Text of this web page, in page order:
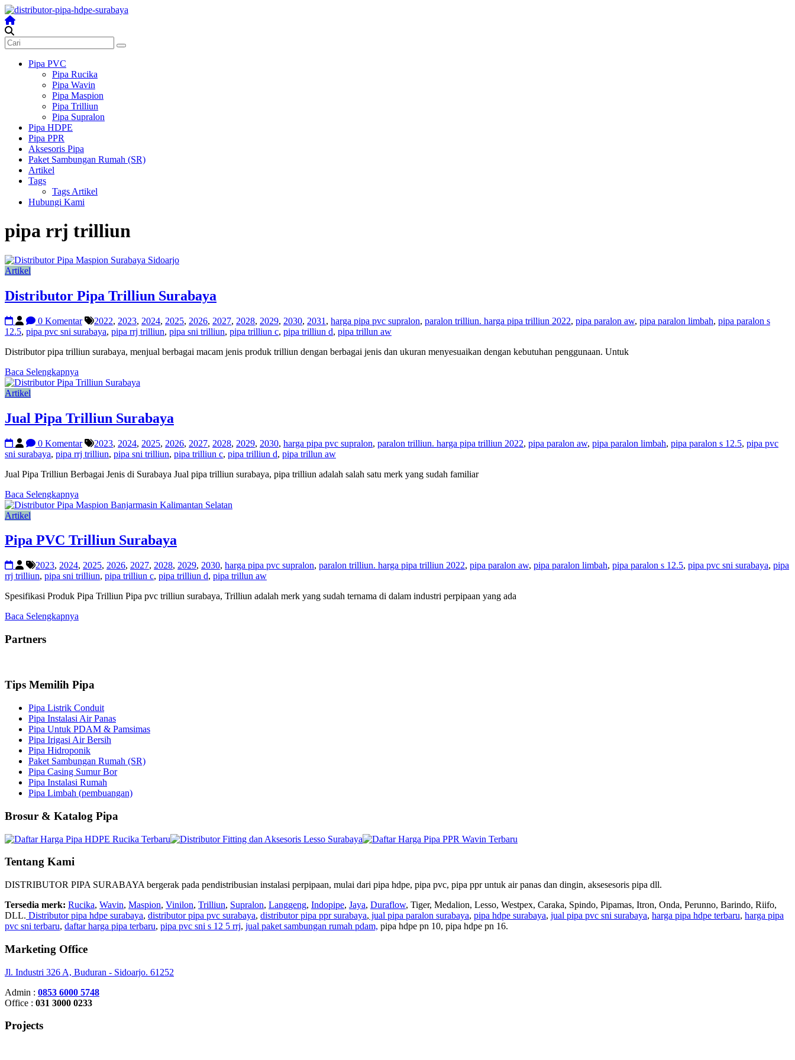
Skip
to
content
Distributor
Pipa
Surabaya
Melengkapi
kebutuhanmu
Pipa PVC
Pipa Rucika
Pipa Wavin
Pipa Maspion
Pipa Trilliun
Pipa Supralon
Pipa HDPE
Pipa PPR
Aksesoris Pipa
Paket Sambungan Rumah (SR)
Artikel
Tags
Tags Artikel
Hubungi Kami
pipa rrj trilliun
Artikel
Distributor Pipa Trilliun Surabaya
0 Komentar 2022, 2023, 2024, 2025, 2026, 2027, 2028, 2029, 2030, 2031 , harga pipa pvc supralon, paralon trilliun. harga pipa trilliun 2022, pipa paralon aw, pipa paralon limbah, pipa paralon s
12.5, pipa pvc sni surabaya, pipa rrj trilliun, pipa sni trilliun, pipa trilliun c, pipa trilliun d, pipa trillun aw
Distributor pipa trilliun surabaya, menjual berbagai macam jenis produk trilliun dengan berbagai jenis dan ukuran menyesuaikan dengan kebutuhan penggunaan. Untuk
Baca Selengkapnya
Artikel
Jual Pipa Trilliun Surabaya
0 Komentar 2023, 2024, 2025, 2026, 2027, 2028, 2029, 2030, harga pipa pvc supralon, paralon trilliun. harga pipa trilliun 2022, pipa paralon aw, pipa paralon limbah, pipa paralon s 12.5, pipa pvc
sni surabaya, pipa rrj trilliun, pipa sni trilliun, pipa trilliun c, pipa trilliun d, pipa trillun aw
Jual Pipa Trilliun Berbagai Jenis di Surabaya Jual pipa trilliun surabaya, pipa trilliun adalah salah satu merk yang sudah familiar
Baca Selengkapnya
Artikel
Pipa PVC Trilliun Surabaya
2023, 2024, 2025, 2026, 2027, 2028, 2029, 2030, harga pipa pvc supralon, paralon trilliun. harga pipa trilliun 2022, pipa paralon aw, pipa paralon limbah, pipa paralon s 12.5, pipa pvc sni surabaya, pipa
rrj trilliun, pipa sni trilliun, pipa trilliun c, pipa trilliun d, pipa trillun aw
Spesifikasi Produk Pipa Trilliun Pipa pvc trilliun surabaya, Trilliun adalah merk yang sudah ternama di dalam industri perpipaan yang ada
Baca Selengkapnya
Partners
Tips Memilih Pipa
Pipa Listrik Conduit
Pipa Instalasi Air Panas
Pipa Untuk PDAM & Pamsimas
Pipa Irigasi Air Bersih
Pipa Hidroponik
Paket Sambungan Rumah (SR)
Pipa Casing Sumur Bor
Pipa Instalasi Rumah
Pipa Limbah (pembuangan)
Brosur & Katalog Pipa
Tentang Kami
DISTRIBUTOR PIPA SURABAYA bergerak pada pendistribusian instalasi perpipaan, mulai dari pipa hdpe, pipa pvc, pipa ppr untuk air panas dan dingin, aksesesoris pipa dll.
Tersedia merk: Rucika, Wavin, Maspion, Vinilon, Trilliun, Supralon, Langgeng, Indopipe, Jaya, Duraflow, Tiger, Medalion, Lesso, Westpex, Caraka, Spindo, Pipamas, Itron, Onda, Perunno, Barindo, Riifo,
DLL. Distributor pipa hdpe surabaya, distributor pipa pvc surabaya, distributor pipa ppr surabaya, jual pipa paralon surabaya, pipa hdpe surabaya, jual pipa pvc sni surabaya, harga pipa hdpe terbaru, harga pipa
pvc sni terbaru, daftar harga pipa terbaru, pipa pvc sni s 12 5 rrj, jual paket sambungan rumah pdam, pipa hdpe pn 10, pipa hdpe pn 16.
Marketing Office
Jl. Industri 326 A, Buduran - Sidoarjo. 61252
Admin : 0853 6000 5748
Office : 031 3000 0233
Projects